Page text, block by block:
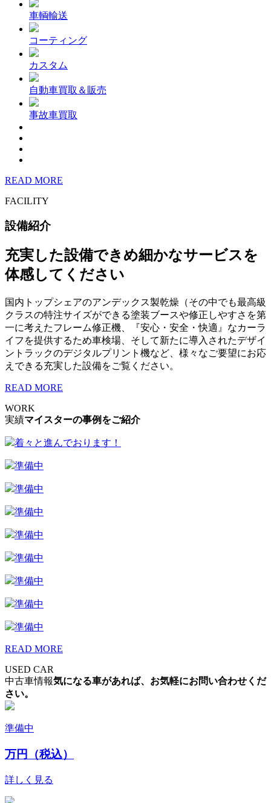
車輌輸送
コーティング
カスタム
自動車買取＆販売
事故車買取
READ MORE
FACILITY
設備紹介
充実した設備できめ細かなサービスを
体感してください
国内トップシェアのアンデックス製乾燥（その中でも最高級
クラスの特注サイズができる塗装ブースや修正しやすさを第
一に考えたフレーム修正機、『安心・安全・快適』なカーラ
イフを提供するため車検場、そして新たに導入されたデザイ
ントラックのデジタルプリント機など、様々なご要望にお応
えできる充実した設備をご覧ください。
READ MORE
WORK
実績マイスターの事例をご紹介
着々と進んでおります！
準備中
準備中
準備中
準備中
準備中
準備中
準備中
準備中
READ MORE
USED CAR
中古車情報気になる車があれば、お気軽にお問い合わせくだ
さい。
準備中
万円（税込）
詳しく見る